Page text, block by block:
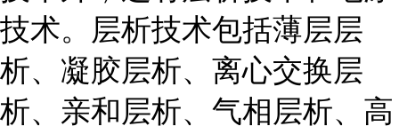
技术。层析技术包括薄层层
析、凝胶层析、离心交换层
析、亲和层析、气相层析、高